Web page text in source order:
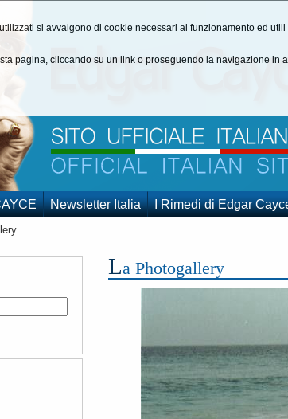
Newsletter Italia I Rimedi di Edgar
La Photogallery
si avvalgono di cookie necessari al funzionamento ed
pagina, cliccando su un link o proseguendo la navigazione in